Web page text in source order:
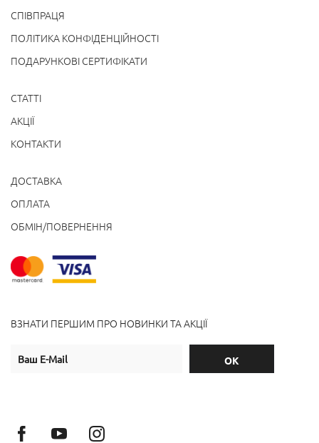
СПІВПРАЦЯ
ПОЛІТИКА КОНФІДЕНЦІЙНОСТІ
ПОДАРУНКОВІ СЕРТИФІКАТИ
СТАТТІ
АКЦІЇ
КОНТАКТИ
ДОСТАВКА
ОПЛАТА
ОБМІН/ПОВЕРНЕННЯ
ВЗНАТИ ПЕРШИМ ПРО НОВИНКИ ТА АКЦІЇ